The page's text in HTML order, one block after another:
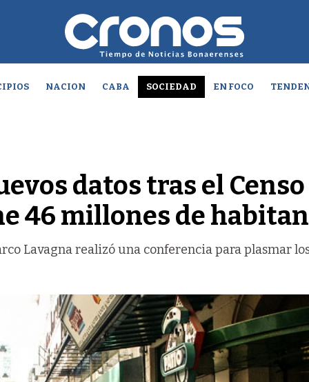
NACION CABA SOCIEDAD EN FOCO
datos tras el Censo
46 millones de
Lavagna realizó una conferencia para plasmar